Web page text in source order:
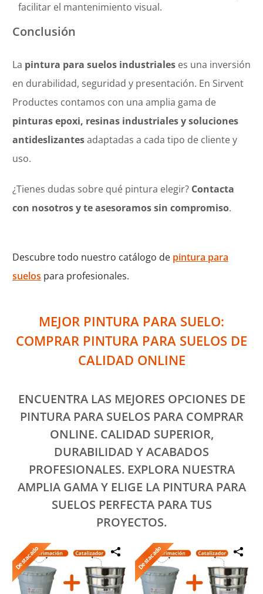
facilitar el mantenimiento visual.
Conclusión
La pintura para suelos industriales es una inversión
en durabilidad, seguridad y presentación. En Sirvent
Productes contamos con una amplia gama de
pinturas epoxi, resinas industriales y soluciones
antideslizantesadaptadas a cada tipo de cliente y
uso.
¿Tienes dudas sobre qué pintura elegir? Contacta
con nosotros y te asesoramos sin compromiso.
Descubre todo nuestro catálogo de pintura para
suelos para profesionales.
MEJOR PINTURA PARA SUELO:
COMPRAR PINTURA PARA SUELOS DE
CALIDAD ONLINE
ENCUENTRA LAS MEJORES OPCIONES DE
PINTURA PARA SUELOS PARA COMPRAR
ONLINE. CALIDAD SUPERIOR,
DURABILIDAD Y ACABADOS
PROFESIONALES. EXPLORA NUESTRA
AMPLIA GAMA Y ELIGE LA PINTURA PARA
SUELOS PERFECTA PARA TUS
PROYECTOS.
Destacado Destacado